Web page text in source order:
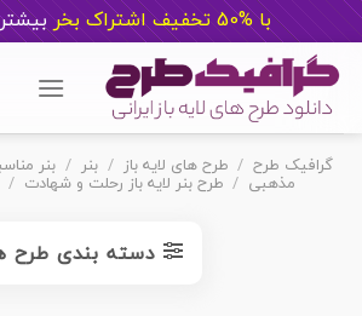
با %50 تخفیف اشتراک بخر ب
content
گرافیک طرح / طرح های لایه باز / بنر / بنر
مذهبی / طرح بنر لایه باز رحلت و شهادت /
دسته بندی طرح